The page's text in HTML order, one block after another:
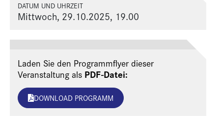
DATUM UND UHRZEIT
Mittwoch, 29.10.2025, 19.00
Laden Sie den Programmflyer dieser
Veranstaltung als PDF-Datei:
DOWNLOAD PROGRAMM